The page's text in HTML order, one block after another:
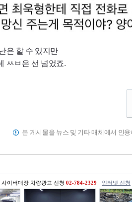
은 할 수 있지만
ㅆㅂ은 선 넘었죠.
본 게시물을 뉴스 및 기타 매체에서 인
사이버매장 차량광고 신청 02-784-2329 인터넷 신청